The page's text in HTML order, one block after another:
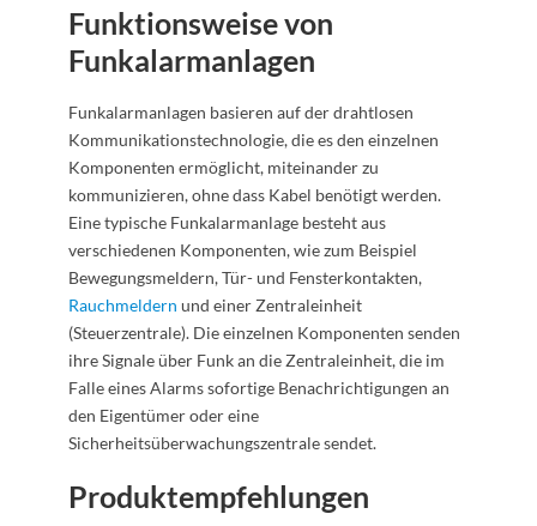
Funktionsweise von
Funkalarmanlagen
Funkalarmanlagen basieren auf der drahtlosen
Kommunikationstechnologie, die es den einzelnen
Komponenten ermöglicht, miteinander zu
kommunizieren, ohne dass Kabel benötigt werden.
Eine typische Funkalarmanlage besteht aus
verschiedenen Komponenten, wie zum Beispiel
Bewegungsmeldern, Tür- und Fensterkontakten,
Rauchmeldern und einer Zentraleinheit
(Steuerzentrale). Die einzelnen Komponenten senden
ihre Signale über Funk an die Zentraleinheit, die im
Falle eines Alarms sofortige Benachrichtigungen an
den Eigentümer oder eine
Sicherheitsüberwachungszentrale sendet.
Produktempfehlungen